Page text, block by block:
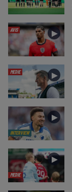
AVIS ►
MEDIE ►
INTERVIEW
►
MEDIE
►